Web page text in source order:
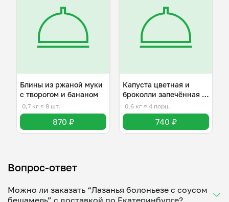
Блины из ржаной муки
с творогом и бананом
0,7 кг ≈ 8 шт.
870 ₽
Капуста цветная и
броколли запечённая с
сыром
0,6 кг ≈ 4 порц.
740 ₽
Вопрос-ответ
Можно ли заказать “Лазанья болоньезе с соусом
бешамель” с доставкой по Екатеринбурге?